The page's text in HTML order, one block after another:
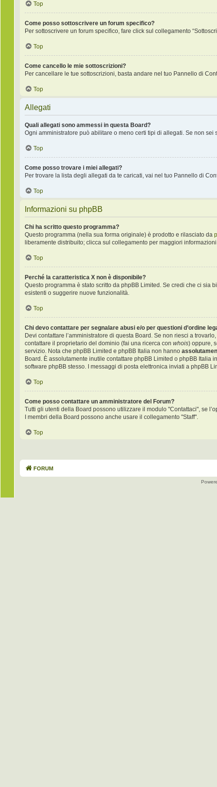
Top
Come posso sottoscrivere un forum specifico?
Per sottoscrivere un forum specifico, fare click sul collegamento
Top
Come cancello le mie sottoscrizioni?
Per cancellare le tue sottoscrizioni, basta andare nel tuo Pannello di
Top
Allegati
Quali allegati sono ammessi in questa Board?
Ogni amministratore può abilitare o meno certi tipi di allegati. Se non
Top
Come posso trovare i miei allegati?
Per trovare la lista degli allegati da te caricati, vai nel tuo Pannello di
Top
Informazioni su phpBB
Chi ha scritto questo programma?
Questo programma (nella sua forma originale) è prodotto e rilasciato da
liberamente distribuito; clicca sul collegamento per maggiori
Top
Perché la caratteristica X non è disponibile?
Questo programma è stato scritto da phpBB Limited. Se credi che ci
esistenti o suggerire nuove funzionalità.
Top
Chi devo contattare per segnalare abusi e/o per questioni d’ordine
Devi contattare l’amministratore di questa Board. Se non riesci a
contattare il proprietario del dominio (fai una ricerca con whois) oppure,
servizio. Nota che phpBB Limited e phpBB Italia non hanno
Board. È assolutamente inutile contattare phpBB Limited o phpBB
software phpBB stesso. I messaggi di posta elettronica inviati a phpBB
Top
Come posso contattare un amministratore del Forum?
Tutti gli utenti della Board possono utilizzare il modulo "Contattaci", se
I membri della Board possono anche usare il collegamento "Staff".
Top
FORUM